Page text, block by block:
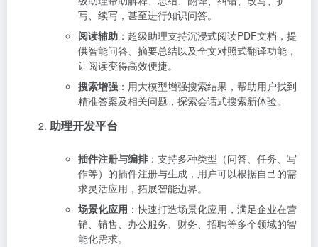
写、续写，甚至进行知识问答。
阅读辅助 ：超级助理支持沉浸式阅读PDF文档，提
供智能问答、摘要总结以及全文对照式翻译功能，
让阅读变得高效便捷。
搜索增强 ：用大模型增强搜索结果，帮助用户找到
精准答案及相关问题，探索会话式搜索新体验。
助理开发平台
插件注册与编排 ：支持多种类型（问答、任务、写
作等）的插件注册与生成，用户可以根据自己的需
求灵活应用，拓展智能边界。
场景化应用 ：快速打造场景化应用，满足企业在营
销、销售、办公服务、财务、招聘等多个领域的智
能化需求。